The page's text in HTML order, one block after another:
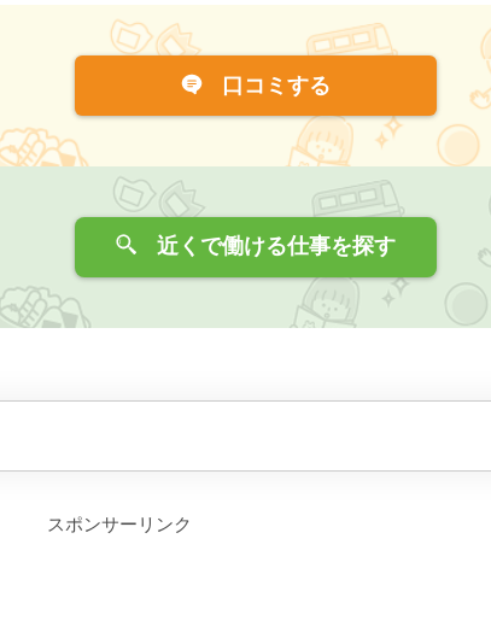
口コミする
近くで働ける仕事を探す
スポンサーリンク